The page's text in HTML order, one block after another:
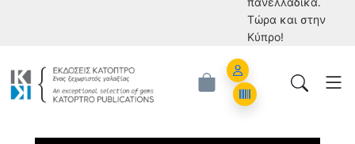
Tώρα και στην
Κύπρο!
Account
Orders